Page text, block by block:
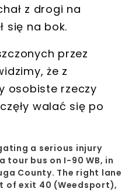
z drogi na
się na bok.
przez
że z
osobiste rzeczy
walać się po
a serious injury
tour bus on I-90 WB, in
County. The right lane
of exit 40 (Weedsport),